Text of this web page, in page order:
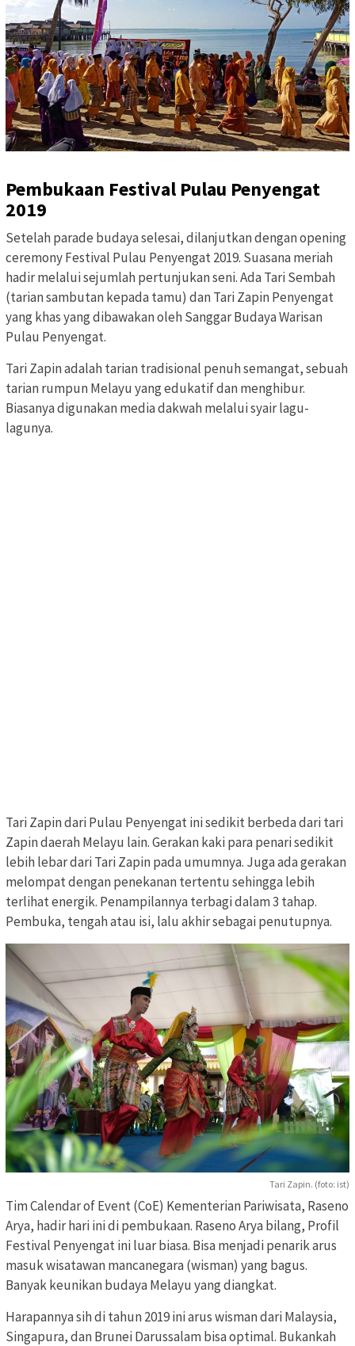
Pembukaan Festival Pulau Penyengat
2019
Setelah parade budaya selesai, dilanjutkan dengan opening
ceremony Festival Pulau Penyengat 2019. Suasana meriah
hadir melalui sejumlah pertunjukan seni. Ada Tari Sembah
(tarian sambutan kepada tamu) dan Tari Zapin Penyengat
yang khas yang dibawakan oleh Sanggar Budaya Warisan
Pulau Penyengat.
Tari Zapin adalah tarian tradisional penuh semangat, sebuah
tarian rumpun Melayu yang edukatif dan menghibur.
Biasanya digunakan media dakwah melalui syair lagu-
lagunya.
Tari Zapin dari Pulau Penyengat ini sedikit berbeda dari tari
Zapin daerah Melayu lain. Gerakan kaki para penari sedikit
lebih lebar dari Tari Zapin pada umumnya. Juga ada gerakan
melompat dengan penekanan tertentu sehingga lebih
terlihat energik. Penampilannya terbagi dalam 3 tahap.
Pembuka, tengah atau isi, lalu akhir sebagai penutupnya.
Tari Zapin. (foto: ist)
Tim Calendar of Event (CoE) Kementerian Pariwisata, Raseno
Arya, hadir hari ini di pembukaan. Raseno Arya bilang, Profil
Festival Penyengat ini luar biasa. Bisa menjadi penarik arus
masuk wisatawan mancanegara (wisman) yang bagus.
Banyak keunikan budaya Melayu yang diangkat.
Harapannya sih di tahun 2019 ini arus wisman dari Malaysia,
Singapura, dan Brunei Darussalam bisa optimal. Bukankah